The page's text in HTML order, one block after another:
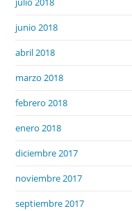
junio 2018
abril 2018
marzo 2018
febrero 2018
enero 2018
diciembre 2017
noviembre 2017
septiembre 2017